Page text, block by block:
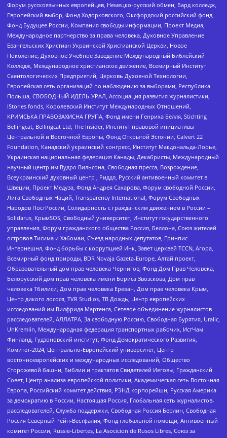
Форум русскоязычных европейцев, Немецко-русский обмен, Бард колледж,
Европейский выбор, Фонд Ходорковского, Оксфордский российский фонд,
Фонд Будущее России, Компания свободы информации, Проект Медиа,
Международное партнерство за права человека, Духовное Управление
Евангельских Христиан Украинской Христианской Церкви, Новое
Поколение, Духовное Учебное Заведение Международный Библейский
Колледж, Международное христианское движение, Всемирный Институт
Саентологических Предприятий, Церковь Духовной Технологии,
Европейская сеть организаций по наблюдению за выборами, Республика
Польша, СВОБОДНЫЙ ИДЕЛЬ-УРАЛ, Ассоциация развития журналистики,
IStories fonds, Королевский Институт Международных Отношений,
КРИМСЬКА ПРАВОЗАХИСНА ГРУПА, Фонд имени Генриха Бёлля, Stichting
Bellingcat, Bellingcat Ltd, The Insider, Институт правовой инициативы
Центральной и Восточной Европы, Фонд Открытой Эстонии, Calvert 22
Foundation, Канадский украинский конгресс, Институт Макдональда-Лорье,
Украинская национальная федерация Канады, Декабристы, Международный
научный центр им Вудро Вильсона, Свободная пресса, Возрождение,
Всеукраинский духовный центр , Риддл, Русский антивоенный комитет в
Швеции, Проект Медуза, Фонд Андрея Сахарова, Форум свободной России,
Лига Свободных Наций, Transparеncy International, Форум Свободных
Народов ПостРоссии, Солидарность с гражданским движением в России –
Solidarus, КрымSOS, Свободный университет, Институт государственного
управления, Форум гражданского общества Россия, Беллона, Союз жителей
островов Тисима и Хабомаи, Съезд народных депутатов, Гринпис
Интернешнл, Фонд борьбы с коррупцией Инк, Завет церквей TCCN, Агора,
Всемирный фонд природы, BDR Novaja Gazeta-Europe, Алтай проект,
Образовательный дом прав человека Чернигов, Фонд Дом Прав Человека,
Белорусский дом прав человека имени Бориса Звозскова, Дом прав
человека Тбилиси, Дом прав человека Ереван, Дом прав человека Крым,
Центр дикого лосося, TVR Studios, ТВ Дождь, Центр европейских
исследований им Вилфрида Мартенса, Сетевое объединение журналистов
расследователей, АЛЛАТРА, За свободную Россию, Свободная Бурятия, Uralic,
UnKremlin, Международная федерация транспортных рабочих, ИстЧам
Финланд, Гудзоновский институт, Фонд Демократического Развития,
Комитет-2024, Центрально-Европейский университет, Центр
восточноевропейских и международных исследований, Общество
Сторожевой башни, Библии и трактатов Свидетелей Иеговы, Гражданский
Совет, Центр анализа европейской политики, Академическая сеть Восточная
Европа, Российский комитет действия, РЭНД корпорейшн, Русская Америка
за демократию в России, Настоящая Россия, Глобальная сеть журналистов-
расследователей, Служба поддержки, Свободная Россия Берлин, Свободная
Россия Северный Рейн-Вестфалия, Фонд глобальной помощи, Антивоенный
комитет России, Russie-Libertes, La Asocicion de Rusos Libres, Союз за